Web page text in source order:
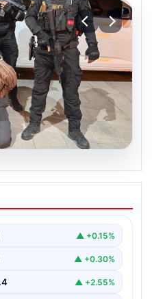
Kapsar ve
Rolü
toplumsal…
▲ +0.15%
▲ +0.30%
▲ +2.55%